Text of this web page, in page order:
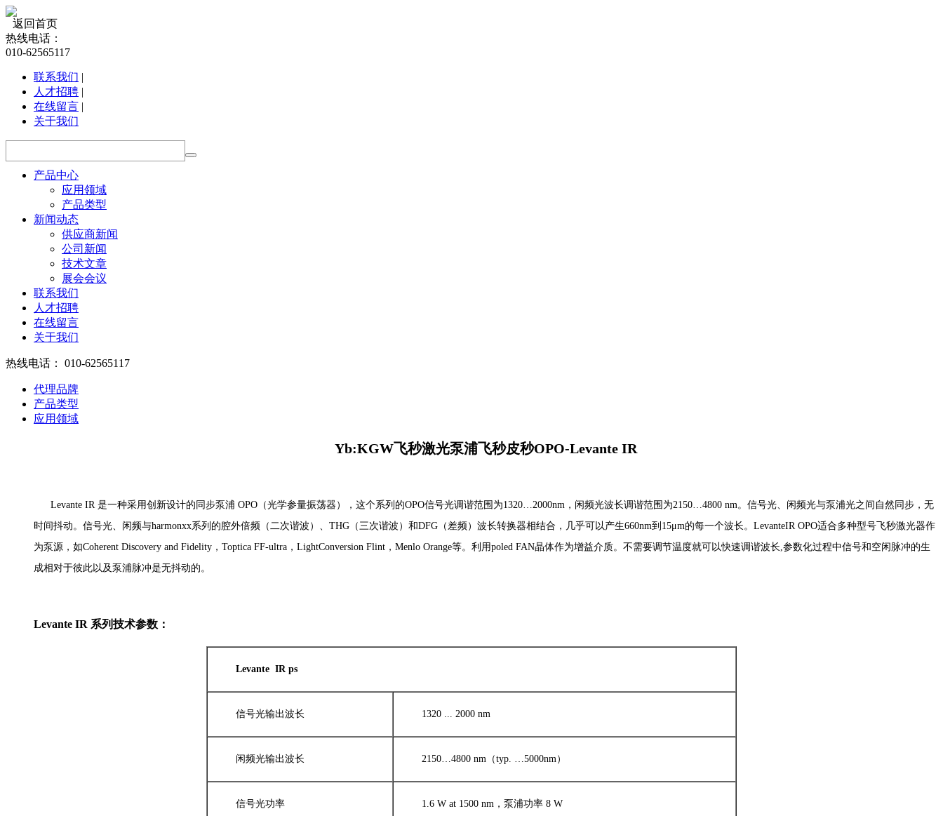
返回首页
热线电话：
010-62565117
联系我们 |
人才招聘 |
在线留言 |
关于我们
产品中心
应用领域
产品类型
新闻动态
供应商新闻
公司新闻
技术文章
展会会议
联系我们
人才招聘
在线留言
关于我们
热线电话： 010-62565117
代理品牌
产品类型
应用领域
Yb:KGW飞秒激光泵浦飞秒皮秒OPO-Levante IR
Levante IR 是一种采用创新设计的同步泵浦 OPO（光学参量振荡器），这个系列的OPO信号光调谐范围为1320…2000nm，闲频光波长调谐范围为2150…4800 nm。信号光、闲频光与泵浦光之间自然同步，无
时间抖动。信号光、闲频与harmonxx系列的腔外倍频（二次谐波）、THG（三次谐波）和DFG（差频）波长转换器相结合，几乎可以产生660nm到15μm的每一个波长。LevanteIR OPO适合多种型号飞秒激光器作
为泵源，如Coherent Discovery and Fidelity，Toptica FF-ultra，LightConversion Flint，Menlo Orange等。利用poled FAN晶体作为增益介质。不需要调节温度就可以快速调谐波长,参数化过程中信号和空闲脉冲的生
成相对于彼此以及泵浦脉冲是无抖动的。
Levante IR 系列技术参数：
Levante IR ps
信号光输出波长 1320 ... 2000 nm
闲频光输出波长 2150…4800 nm（typ. …5000nm）
信号光功率 1.6 W at 1500 nm，泵浦功率 8 W